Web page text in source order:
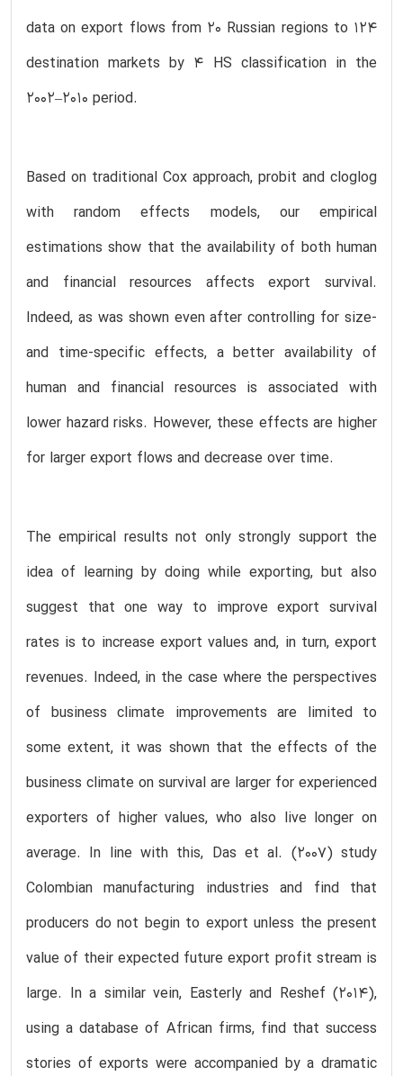
data on export flows from 20 Russian regions to 124
destination markets by 4 HS classification in the
2002–2010 period.
Based on traditional Cox approach, probit and cloglog
with random effects models, our empirical
estimations show that the availability of both human
and financial resources affects export survival.
Indeed, as was shown even after controlling for size-
and time-specific effects, a better availability of
human and financial resources is associated with
lower hazard risks. However, these effects are higher
for larger export flows and decrease over time.
The empirical results not only strongly support the
idea of learning by doing while exporting, but also
suggest that one way to improve export survival
rates is to increase export values and, in turn, export
revenues. Indeed, in the case where the perspectives
of business climate improvements are limited to
some extent, it was shown that the effects of the
business climate on survival are larger for experienced
exporters of higher values, who also live longer on
average. In line with this, Das et al. (2007) study
Colombian manufacturing industries and find that
producers do not begin to export unless the present
value of their expected future export profit stream is
large. In a similar vein, Easterly and Reshef (2014),
using a database of African firms, find that success
stories of exports were accompanied by a dramatic